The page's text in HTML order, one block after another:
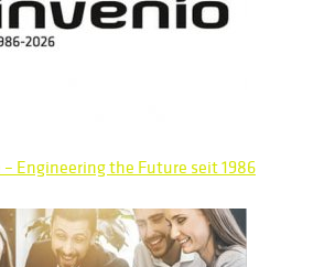
Engineering the Future seit 1986